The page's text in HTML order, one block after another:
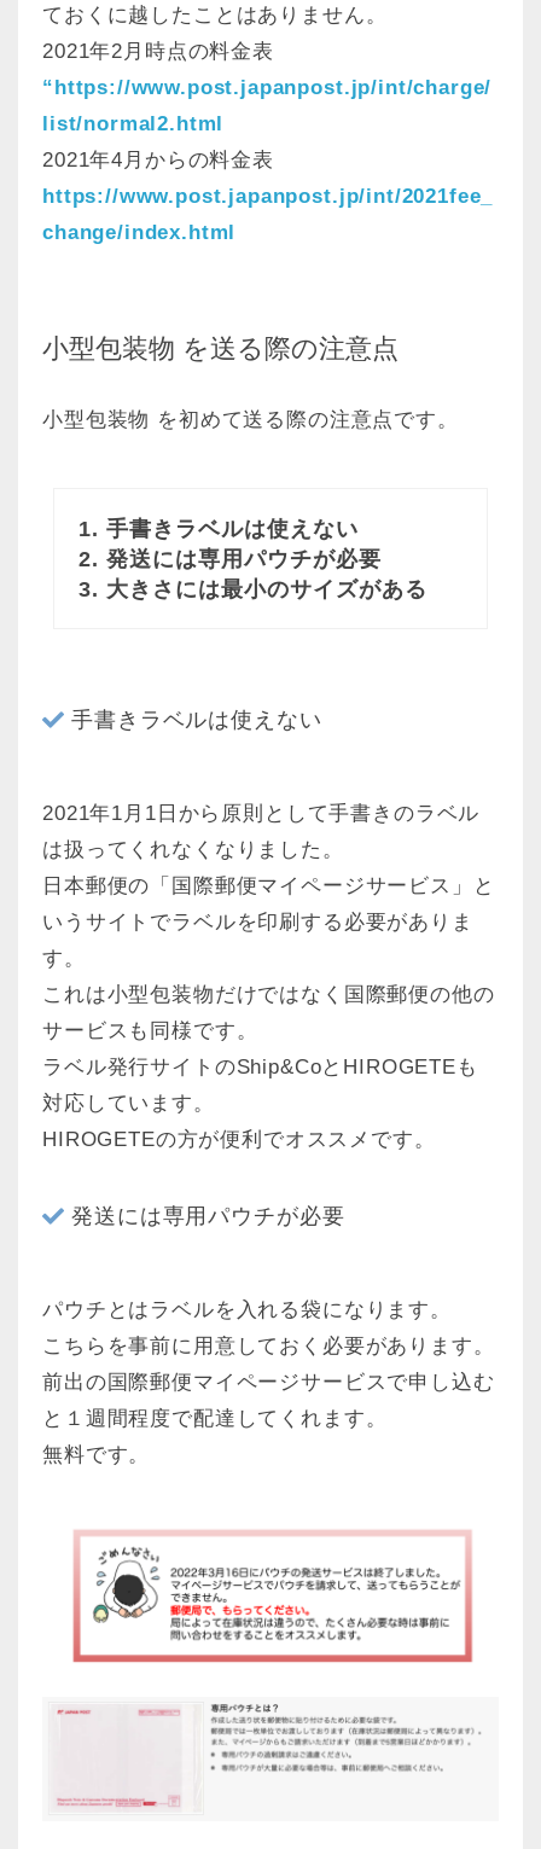
ておくに越したことはありません。
2021年2月時点の料金表
“https://www.post.japanpost.jp/int/charge/
list/normal2.html
2021年4月からの料金表
https://www.post.japanpost.jp/int/2021fee_
change/index.html
小型包装物 を送る際の注意点
小型包装物 を初めて送る際の注意点です。
1. 手書きラベルは使えない
2. 発送には専用パウチが必要
3. 大きさには最小のサイズがある
手書きラベルは使えない
2021年1月1日から原則として手書きのラベル
は扱ってくれなくなりました。
日本郵便の「国際郵便マイページサービス」と
いうサイトでラベルを印刷する必要がありま
す。
これは小型包装物だけではなく国際郵便の他の
サービスも同様です。
ラベル発行サイトのShip&CoとHIROGETEも
対応しています。
HIROGETEの方が便利でオススメです。
発送には専用パウチが必要
パウチとはラベルを入れる袋になります。
こちらを事前に用意しておく必要があります。
前出の国際郵便マイページサービスで申し込む
と１週間程度で配達してくれます。
無料です。